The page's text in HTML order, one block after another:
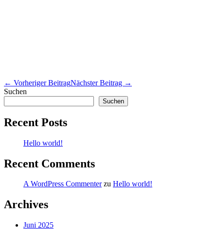
Beitragsnavigation
← Vorheriger BeitragNächster Beitrag →
Suchen
Suchen
Recent Posts
Hello world!
Recent Comments
A WordPress Commenterzu Hello world!
Archives
Juni 2025